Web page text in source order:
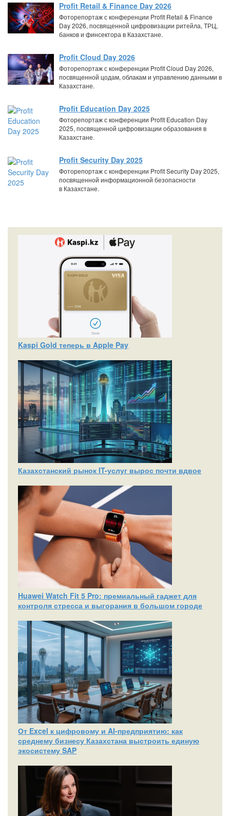
Profit Retail & Finance Day 2026
Фоторепортаж с конференции Profit Retail & Finance
Day 2026, посвященной цифровизации ритейла, ТРЦ,
банков и финсектора в Казахстане.
Profit Cloud Day 2026
Фоторепортаж с конференции Profit Cloud Day 2026,
посвященной цодам, облакам и управлению данными в
Казахстане.
Profit Education Day 2025
Фоторепортаж с конференции Profit Education Day
2025, посвященной цифровизации образования в
Казахстане.
Profit Security Day 2025
Фоторепортаж с конференции Profit Security Day 2025,
посвященной информационной безопасности
в Казахстане.
Kaspi Gold теперь в Apple Pay
Казахстанский рынок IT-услуг вырос почти вдвое
Huawei Watch Fit 5 Pro: премиальный гаджет для
контроля стресса и выгорания в большом городе
От Excel к цифровому и AI‑предприятию: как
среднему бизнесу Казахстана выстроить единую
экосистему SAP